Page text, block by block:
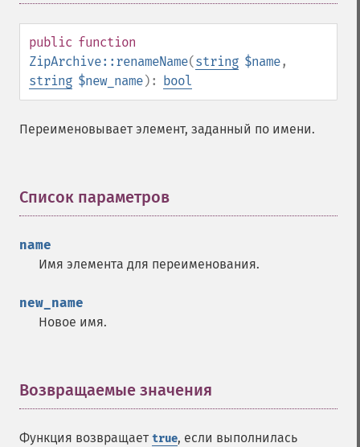
public function
ZipArchive::renameName(string $name,
string $new_name): bool
Переименовывает элемент, заданный по имени.
Список параметров
name
Имя элемента для переименования.
new_name
Новое имя.
Возвращаемые значения
Функция возвращает true, если выполнилась